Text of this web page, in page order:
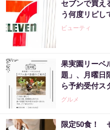
セブンで買え
う何度リピし
ビューティ
果実園リーベ
題」、月曜日
ら予約受付ス
グルメ
限定50食！